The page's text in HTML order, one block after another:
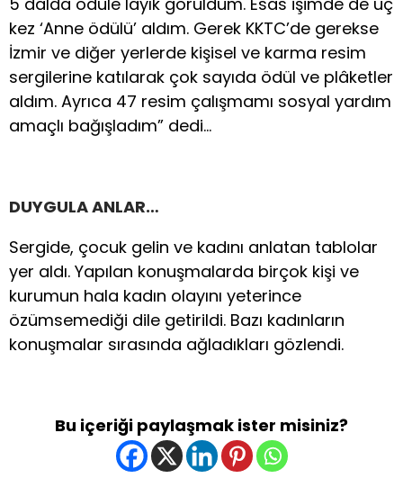
kez ‘Anne ödülü’ aldım. Gerek KKTC’de gerekse
İzmir ve diğer yerlerde kişisel ve karma resim
sergilerine katılarak çok sayıda ödül ve plâketler
aldım. Ayrıca 47 resim çalışmamı sosyal yardım
amaçlı bağışladım” dedi…
DUYGULA ANLAR…
Sergide, çocuk gelin ve kadını anlatan tablolar
yer aldı. Yapılan konuşmalarda birçok kişi ve
kurumun hala kadın olayını yeterince
özümsemediği dile getirildi. Bazı kadınların
konuşmalar sırasında ağladıkları gözlendi.
Bu içeriği paylaşmak ister misiniz?